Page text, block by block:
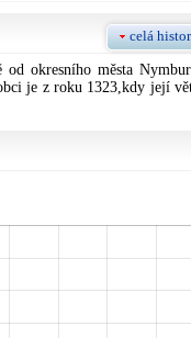
celá
od okresního města
je z roku 1323,kdy její